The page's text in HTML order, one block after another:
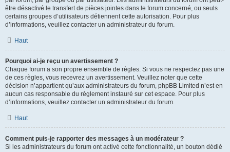
être désactivé le transfert de pièces jointes dans le forum concerné, ou seuls
certains groupes d’utilisateurs détiennent cette autorisation. Pour plus
d’informations, veuillez contacter un administrateur du forum.
Haut
Pourquoi ai-je reçu un avertissement ?
Chaque forum a son propre ensemble de règles. Si vous ne respectez pas une
de ces règles, vous recevrez un avertissement. Veuillez noter que cette
décision n’appartient qu’aux administrateurs du forum, phpBB Limited n’est en
aucun cas responsable du règlement instauré sur cet espace. Pour plus
d’informations, veuillez contacter un administrateur du forum.
Haut
Comment puis-je rapporter des messages à un modérateur ?
Si les administrateurs du forum ont activé cette fonctionnalité, un bouton dédié